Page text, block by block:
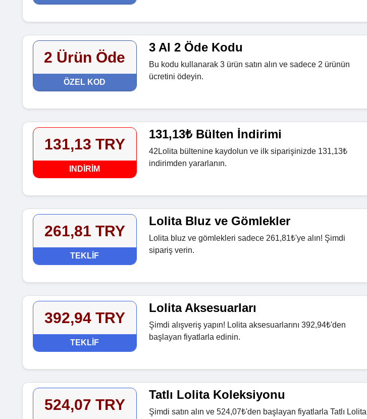
2 Ürün Öde
ÖZEL KOD
3 Al 2 Öde Kodu
Bu kodu kullanarak 3 ürün satın alın ve sadece 2 ürünün
ücretini ödeyin.
131,13 TRY
INDIRIM
131,13₺ Bülten İndirimi
42Lolita bültenine kaydolun ve ilk siparişinizde 131,13₺
indirimden yararlanın.
261,81 TRY
TEKLIF
Lolita Bluz ve Gömlekler
Lolita bluz ve gömlekleri sadece 261,81₺'ye alın! Şimdi
sipariş verin.
392,94 TRY
TEKLIF
Lolita Aksesuarları
Şimdi alışveriş yapın! Lolita aksesuarlarını 392,94₺'den
başlayan fiyatlarla edinin.
524,07 TRY
Tatlı Lolita Koleksiyonu
Şimdi satın alın ve 524,07₺'den başlayan fiyatlarla Tatlı Lolita